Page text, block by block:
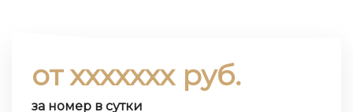
от ххххххх руб.
за номер в сутки